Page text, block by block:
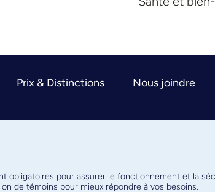
Prix & Distinctions Nous joindre
obligatoires pour assurer le fonctionnement et la
de témoins pour mieux répondre à vos besoins.